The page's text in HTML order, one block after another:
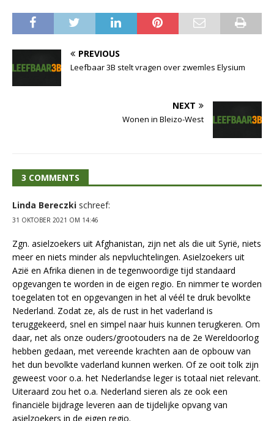
PREVIOUS
Leefbaar 3B stelt vragen over zwemles Elysium
NEXT
Wonen in Bleizo-West
3 COMMENTS
Linda Bereczki schreef:
31 OKTOBER 2021 OM 14:46
Zgn. asielzoekers uit Afghanistan, zijn net als die uit Syrië, niets
meer en niets minder als nepvluchtelingen. Asielzoekers uit
Azië en Afrika dienen in de tegenwoordige tijd standaard
opgevangen te worden in de eigen regio. En nimmer te worden
toegelaten tot en opgevangen in het al véél te druk bevolkte
Nederland. Zodat ze, als de rust in het vaderland is
teruggekeerd, snel en simpel naar huis kunnen terugkeren. Om
daar, net als onze ouders/grootouders na de 2e Wereldoorlog
hebben gedaan, met vereende krachten aan de opbouw van
het dun bevolkte vaderland kunnen werken. Of ze ooit tolk zijn
geweest voor o.a. het Nederlandse leger is totaal niet relevant.
Uiteraard zou het o.a. Nederland sieren als ze ook een
financiële bijdrage leveren aan de tijdelijke opvang van
asielzoekers in de eigen regio.